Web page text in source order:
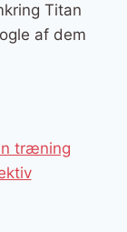
Titan
af dem
træning